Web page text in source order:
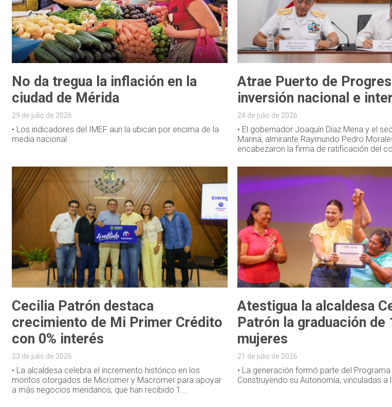
No da tregua la inflación en la
ciudad de Mérida
29 de julio de 2026
• Los indicadores del IMEF aun la ubican por encima de la
media nacional.
Atrae Puerto de
inversión nacional e
24 de julio de 2026
• El gobernador Joaquín Díaz Mena y el
Marina, almirante Raymundo Pedro
encabezaron la firma de ratificación del
Cecilia Patrón destaca
crecimiento de Mi Primer Crédito
con 0% interés
23 de julio de 2026
• La alcaldesa celebra el incremento histórico en los
montos otorgados de Micromer y Macromer para apoyar
a más negocios meridanos, que han recibido 1...
Atestigua la alcaldesa
Patrón la graduación de
mujeres
21 de julio de 2026
• La generación formó parte del Programa
Construyendo su Autonomía, vinculadas a